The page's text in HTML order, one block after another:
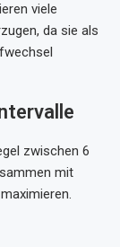
viele
da sie als
zwischen 6
mit